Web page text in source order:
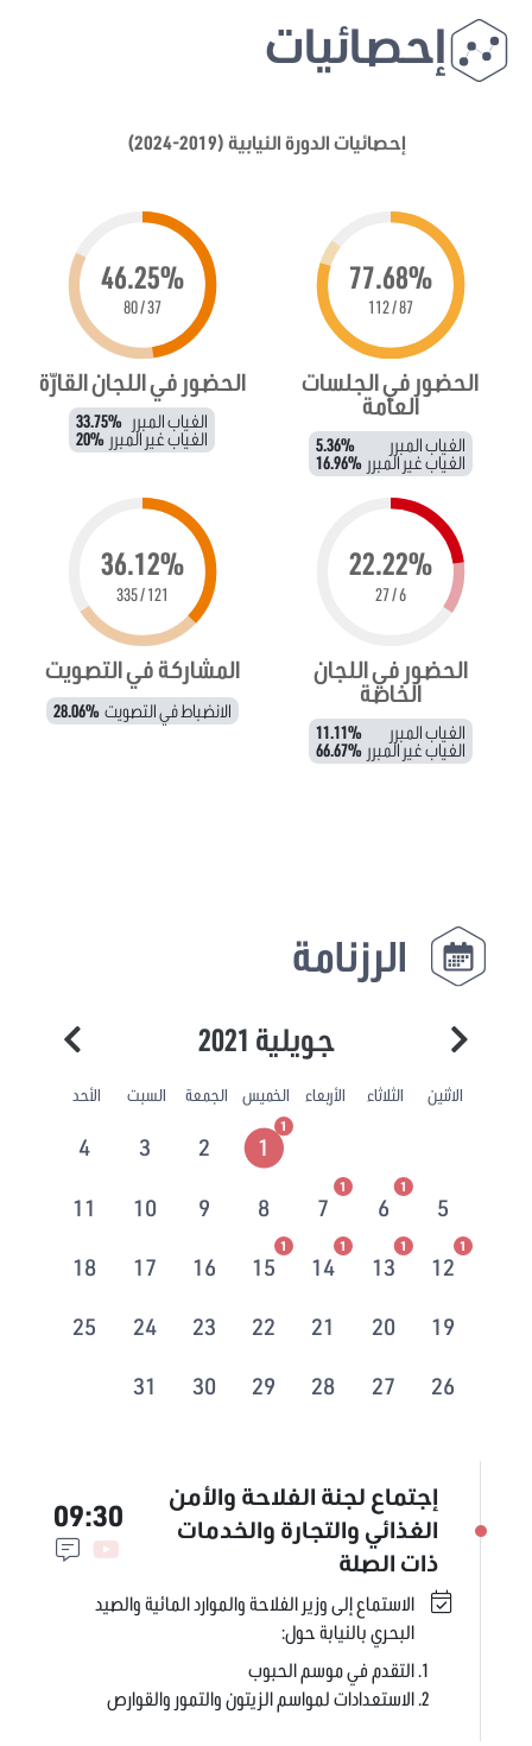
إحصائيات
إحصائيات الدورة النيابية (2019-2024)
77.68%
87 / 112
الحضور في الجلسات
العامة
الغياب المبرر 5.36%
الغياب غير المبرر 16.96%
46.25%
37 / 80
الحضور في اللجان القارّة
الغياب المبرر 33.75%
الغياب غير المبرر 20%
22.22%
6 / 27
الحضور في اللجان
الخاصة
الغياب المبرر 11.11%
الغياب غير المبرر 66.67%
36.12%
121 / 335
المشاركة في التصويت
الانضباط في التصويت 28.06%
الرزنامة
جويلية 2021
الاثنين الثلاثاء الأربعاء الخميس الجمعة السبت الأحد
1
1
2
3
4
5
6
1
7
1
8
9
10
11
12
1
13
1
14
1
15
1
16
17
18
19
20
21
22
23
24
25
26
27
28
29
30
31
إجتماع لجنة الفلاحة والأمن
الغذائي والتجارة والخدمات
ذات الصلة
09:30
الاستماع إلى وزير الفلاحة والموارد المائية والصيد
البحري بالنيابة حول:
التقدم في موسم الحبوب
الاستعدادات لمواسم الزيتون والتمور والقوارص